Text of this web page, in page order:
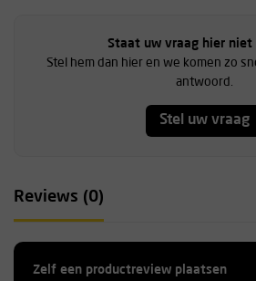
Staat uw vraag hier niet
Stel hem dan hier en we komen zo
antwoord.
Stel uw vraag
Reviews (0)
Zelf een productreview plaatsen